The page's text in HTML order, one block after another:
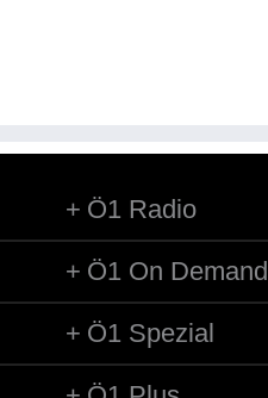
Ö1 Radio
Ö1 On Demand
Ö1 Spezial